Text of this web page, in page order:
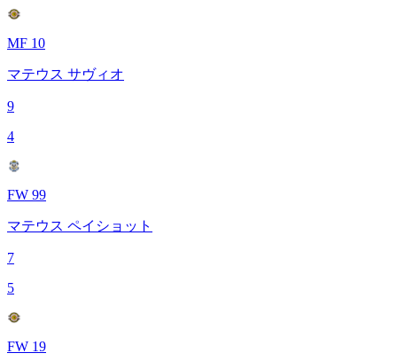
MF 10
マテウス サヴィオ
9
4
FW 99
マテウス ペイショット
7
5
FW 19